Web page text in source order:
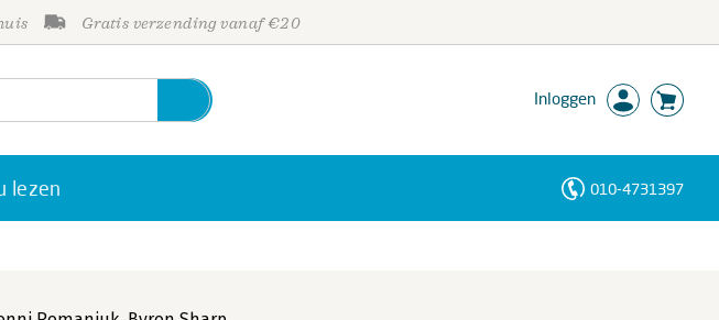
Gratis verzending vanaf €20
Inloggen
lezen 010-4731397
Personen